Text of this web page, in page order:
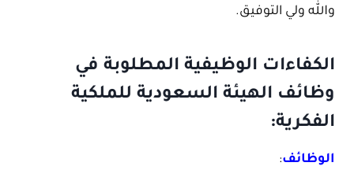
والله ولي التوفيق.
الكفاءات الوظيفية المطلوبة في
وظائف الهيئة السعودية للملكية
الفكرية:
الوظائف: